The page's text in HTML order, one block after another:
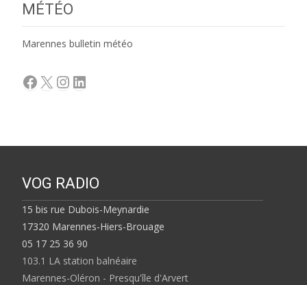
MÉTÉO
Marennes bulletin météo
Facebook
X Instagram
LinkedIn
VOG RADIO
15 bis rue Dubois-Meynardie
17320 Marennes-Hiers-Brouage
05 17 25 36 90
103.1 LA station balnéaire
Marennes-Oléron - Presqu'île d'Arvert